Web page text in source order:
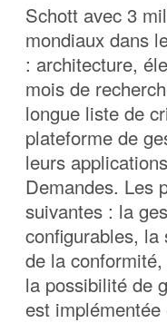
Schott avec 3
mondiaux dans
: architecture,
mois de
longue liste de
plateforme de
leurs
Demandes. Les
suivantes : la
configurables, la
de la
la possibilité de
est